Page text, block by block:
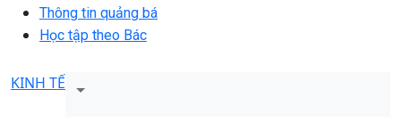
Thông tin quảng bá
Học tập theo Bác
KINH TẾ